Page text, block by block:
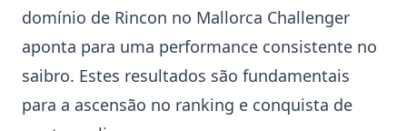
domínio de Rincon no Mallorca Challenger
aponta para uma performance consistente no
saibro. Estes resultados são fundamentais
para a ascensão no ranking e conquista de